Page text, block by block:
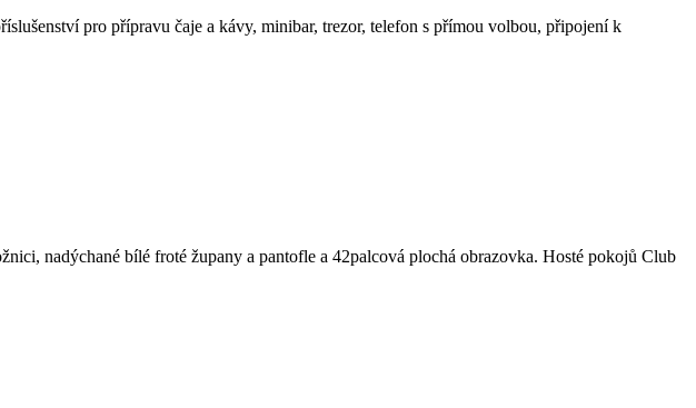
pro přípravu čaje a kávy, minibar, trezor, telefon s přímou volbou, připojení k
nadýchané bílé froté župany a pantofle a 42palcová plochá obrazovka. Hosté pokojů Club